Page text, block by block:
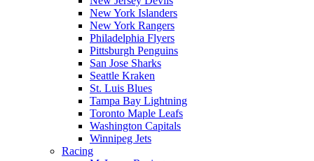
New York Islanders
New York Rangers
Philadelphia Flyers
Pittsburgh Penguins
San Jose Sharks
Seattle Kraken
St. Luis Blues
Tampa Bay Lightning
Toronto Maple Leafs
Washington Capitals
Winnipeg Jets
Racing